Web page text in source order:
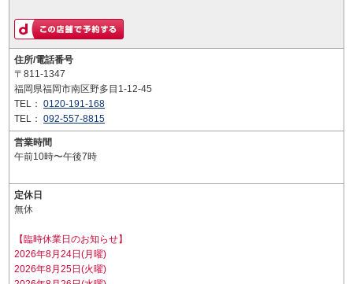
住所/電話番号
〒811-1347
福岡県福岡市南区野多目1-12-45
TEL： 0120-191-168
TEL： 092-557-8815
営業時間
午前10時〜午後7時
定休日
無休
【臨時休業日のお知らせ】
2026年8月24日(月曜)
2026年8月25日(火曜)